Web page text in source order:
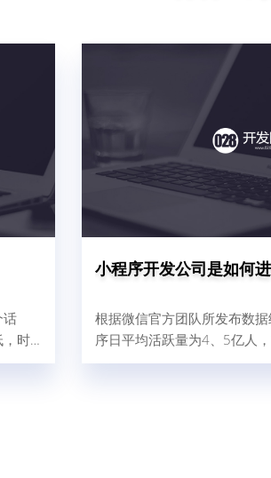
话
，时
多1
小程序开发公司是如何
根据微信官方团队所发布数
序日平均活跃量为4、5亿人
32%，由此可以得出结论，